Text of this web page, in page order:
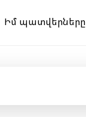
Իմ պատվերները